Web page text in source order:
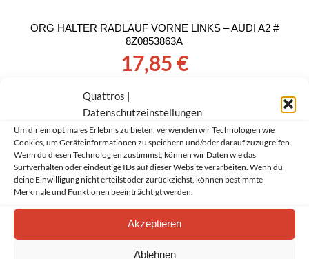
Quattros |
Datenschutzeinstellungen
Um dir ein optimales Erlebnis zu bieten, verwenden wir Technologien wie
Cookies, um Geräteinformationen zu speichern und/oder darauf zuzugreifen.
Wenn du diesen Technologien zustimmst, können wir Daten wie das
Surfverhalten oder eindeutige IDs auf dieser Website verarbeiten. Wenn du
deine Einwilligung nicht erteilst oder zurückziehst, können bestimmte
Merkmale und Funktionen beeinträchtigt werden.
Akzeptieren
Ablehnen
ORG HALTER RADLAUF VORNE LINKS – AUDI A2 #
8Z0853863A
17,85€
ORG HALTER SEITENSCHWELLER VORNE LINKS –
AUDI A2 # 8Z0821249A
17,85€
ORG HALTER SEITENSCHWELLER VORNE RECHTS
– AUDI A2 # 8Z0821250A
17,85€